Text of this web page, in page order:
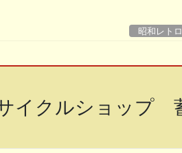
昭和レト
イクルショップ